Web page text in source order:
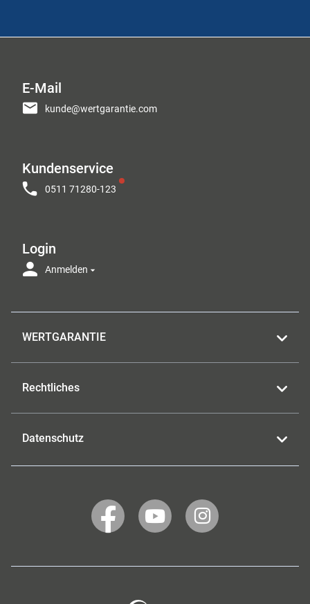
E-Mail
kunde@wertgarantie.com
Kundenservice
0511 71280-123
Login
Anmelden
WERTGARANTIE
Rechtliches
Datenschutz
WERTGARANTIE
auf
WERTGARANTIE
auf
WERTGARANTIE
auf